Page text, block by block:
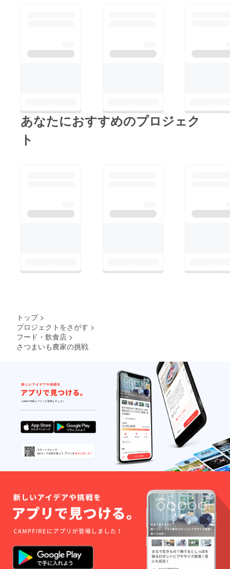
あなたにおすすめのプロジェク
ト
トップ >
プロジェクトをさがす >
フード・飲食店 >
さつまいも農家の挑戦